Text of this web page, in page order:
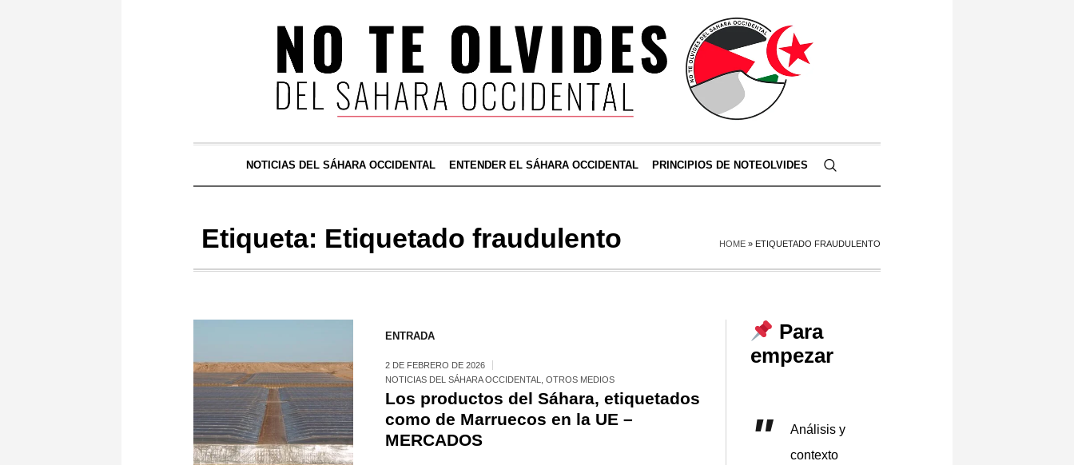
NOTICIAS DEL SÁHARA OCCIDENTAL ENTENDER EL SÁHARA OCCIDENTAL PRINCIPIOS DE NOTEOLVIDES
Etiqueta: Etiquetado fraudulento HOME » ETIQUETADO FRAUDULENTO
ENTRADA
2 DE FEBRERO DE 2026
NOTICIAS DEL SÁHARA OCCIDENTAL
OTROS MEDIOS
Los productos del Sáhara, etiquetados
como de Marruecos en la UE –
MERCADOS
Para
empezar
Análisis y
contexto